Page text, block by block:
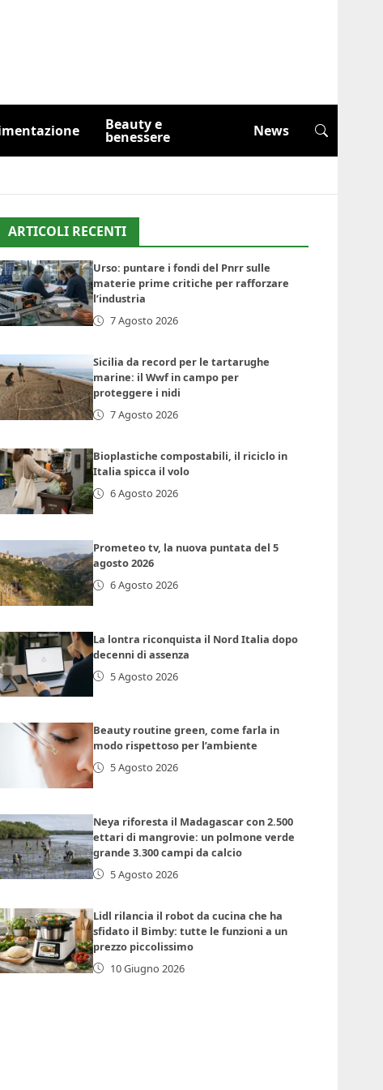
Beauty e
benessere News
ARTICOLI RECENTI
Urso: puntare i fondi del Pnrr sulle
materie prime critiche per rafforzare
l’industria
7 Agosto 2026
Sicilia da record per le tartarughe
marine: il Wwf in campo per
proteggere i nidi
7 Agosto 2026
Bioplastiche compostabili, il riciclo in
Italia spicca il volo
6 Agosto 2026
Prometeo tv, la nuova puntata del 5
agosto 2026
6 Agosto 2026
La lontra riconquista il Nord Italia dopo
decenni di assenza
5 Agosto 2026
Beauty routine green, come farla in
modo rispettoso per l’ambiente
5 Agosto 2026
Neya riforesta il Madagascar con 2.500
ettari di mangrovie: un polmone verde
grande 3.300 campi da calcio
5 Agosto 2026
Lidl rilancia il robot da cucina che ha
sfidato il Bimby: tutte le funzioni a un
prezzo piccolissimo
10 Giugno 2026